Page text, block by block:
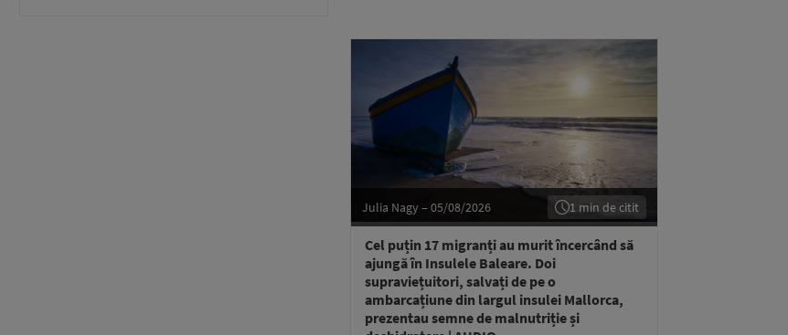
Julia Nagy – 05/08/2026 1 min de citit
Cel puțin 17 migranți au murit încercând să
ajungă în Insulele Baleare. Doi
supraviețuitori, salvați de pe o
ambarcațiune din largul insulei Mallorca,
prezentau semne de malnutriție și